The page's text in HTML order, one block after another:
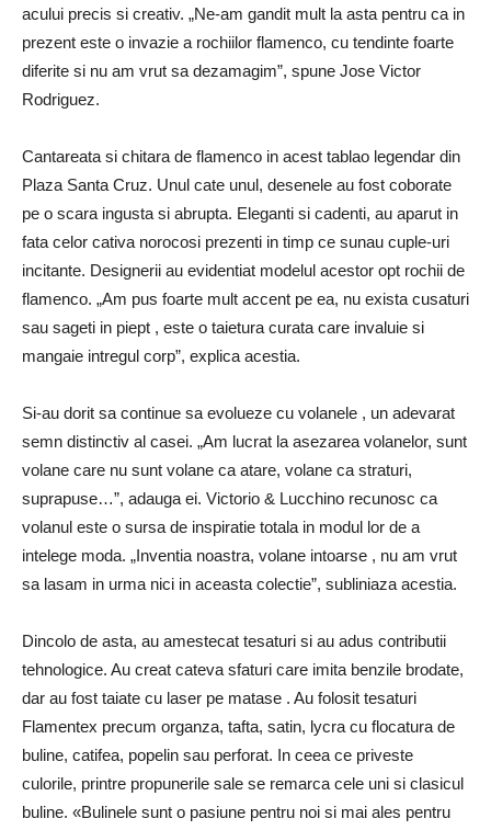
acului precis si creativ. „Ne-am gandit mult la asta pentru ca in
prezent este o invazie a rochiilor flamenco, cu tendinte foarte
diferite si nu am vrut sa dezamagim”, spune Jose Victor
Rodriguez.
Cantareata si chitara de flamenco in acest tablao legendar din
Plaza Santa Cruz. Unul cate unul, desenele au fost coborate
pe o scara ingusta si abrupta. Eleganti si cadenti, au aparut in
fata celor cativa norocosi prezenti in timp ce sunau cuple-uri
incitante. Designerii au evidentiat modelul acestor opt rochii de
flamenco. „Am pus foarte mult accent pe ea, nu exista cusaturi
sau sageti in piept , este o taietura curata care invaluie si
mangaie intregul corp”, explica acestia.
Si-au dorit sa continue sa evolueze cu volanele , un adevarat
semn distinctiv al casei. „Am lucrat la asezarea volanelor, sunt
volane care nu sunt volane ca atare, volane ca straturi,
suprapuse…”, adauga ei. Victorio & Lucchino recunosc ca
volanul este o sursa de inspiratie totala in modul lor de a
intelege moda. „Inventia noastra, volane intoarse , nu am vrut
sa lasam in urma nici in aceasta colectie”, subliniaza acestia.
Dincolo de asta, au amestecat tesaturi si au adus contributii
tehnologice. Au creat cateva sfaturi care imita benzile brodate,
dar au fost taiate cu laser pe matase . Au folosit tesaturi
Flamentex precum organza, tafta, satin, lycra cu flocatura de
buline, catifea, popelin sau perforat. In ceea ce priveste
culorile, printre propunerile sale se remarca cele uni si clasicul
buline. «Bulinele sunt o pasiune pentru noi si mai ales pentru